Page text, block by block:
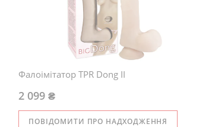
Фалоімітатор TPR Dong II
ПОВІДОМИТИ ПРО НАДХОДЖЕННЯ
2 099 ₴